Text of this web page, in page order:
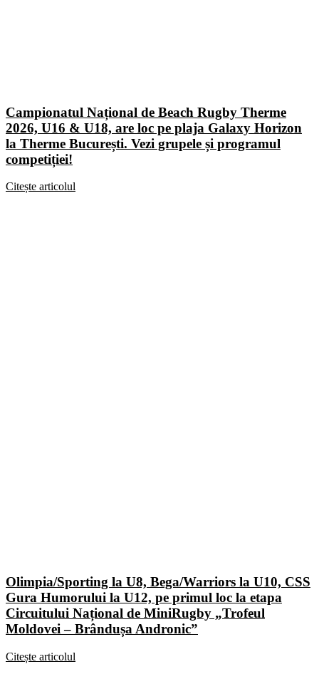
Campionatul Național de Beach Rugby Therme
2026, U16 & U18, are loc pe plaja Galaxy Horizon
la Therme București. Vezi grupele și programul
competiției!
Citește articolul
Olimpia/Sporting la U8, Bega/Warriors la U10, CSS
Gura Humorului la U12, pe primul loc la etapa
Circuitului Național de MiniRugby „Trofeul
Moldovei – Brândușa Andronic”
Citește articolul